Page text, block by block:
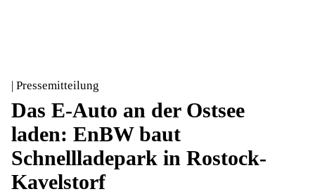
| Pressemitteilung
Das E-Auto an der Ostsee
laden: EnBW baut
Schnellladepark in Rostock-
Kavelstorf